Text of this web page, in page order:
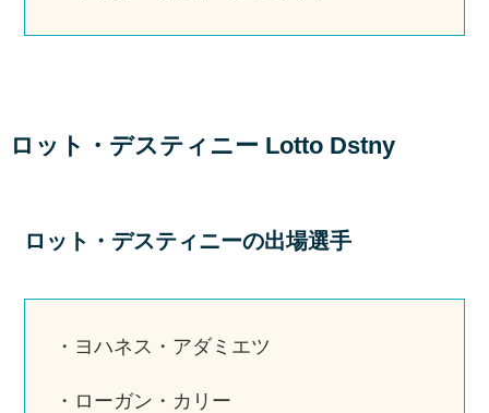
ロット・デスティニー Lotto Dstny
ロット・デスティニーの出場選手
・ヨハネス・アダミエツ
・ローガン・カリー